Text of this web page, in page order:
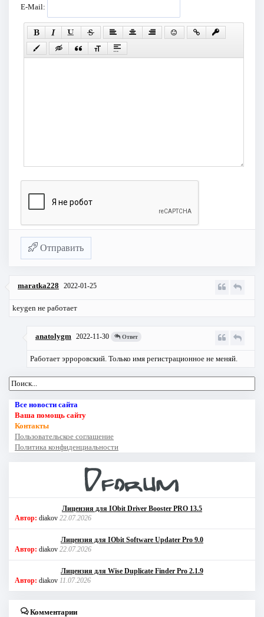
E-Mail:
Отправить
maratka228 2022-01-25
keygen не работает
anatolygm 2022-11-30 Ответ
Работает эрроровский. Только имя регистрационное не меняй.
Все новости сайта
Ваша помощь сайту
Контакты
Пользовательское соглашение
Политика конфиденциальности
Лицензия для IObit Driver Booster PRO 13.5
Автор: diakov 22.07.2026
Лицензия для IObit Software Updater Pro 9.0
Автор: diakov 22.07.2026
Лицензия для Wise Duplicate Finder Pro 2.1.9
Автор: diakov 11.07.2026
Комментарии